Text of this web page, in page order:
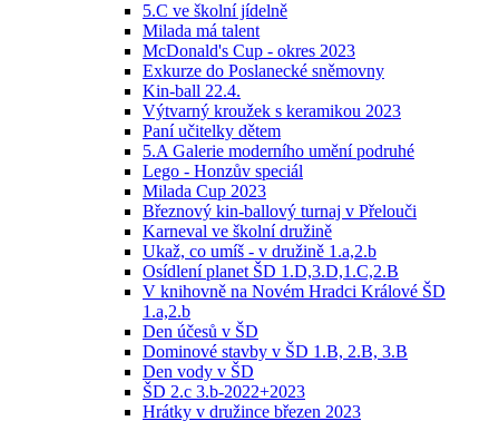
5.C ve školní jídelně
Milada má talent
McDonald's Cup - okres 2023
Exkurze do Poslanecké sněmovny
Kin-ball 22.4.
Výtvarný kroužek s keramikou 2023
Paní učitelky dětem
5.A Galerie moderního umění podruhé
Lego - Honzův speciál
Milada Cup 2023
Březnový kin-ballový turnaj v Přelouči
Karneval ve školní družině
Ukaž, co umíš - v družině 1.a,2.b
Osídlení planet ŠD 1.D,3.D,1.C,2.B
V knihovně na Novém Hradci Králové ŠD
1.a,2.b
Den účesů v ŠD
Dominové stavby v ŠD 1.B, 2.B, 3.B
Den vody v ŠD
ŠD 2.c 3.b-2022+2023
Hrátky v družince březen 2023